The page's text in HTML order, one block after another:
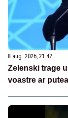
8 aug. 2026, 21:42
Zelenski trage
voastre ar